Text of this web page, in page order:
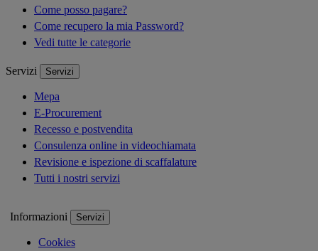
Come posso pagare?
Come recupero la mia Password?
Vedi tutte le categorie
Servizi Servizi
Mepa
E-Procurement
Recesso e postvendita
Consulenza online in videochiamata
Revisione e ispezione di scaffalature
Tutti i nostri servizi
Informazioni Servizi
Cookies